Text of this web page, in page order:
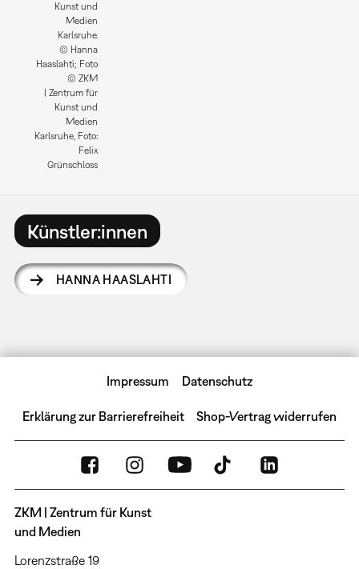
Kunst und
Medien
Karlsruhe.
© Hanna
Haaslahti; Foto
© ZKM
| Zentrum für
Kunst und
Medien
Karlsruhe, Foto:
Felix
Grünschloss
Künstler:innen
HANNA HAASLAHTI
Impressum Datenschutz
Erklärung zur Barrierefreiheit Shop-Vertrag widerrufen
ZKM | Zentrum für Kunst
und Medien
Lorenzstraße 19